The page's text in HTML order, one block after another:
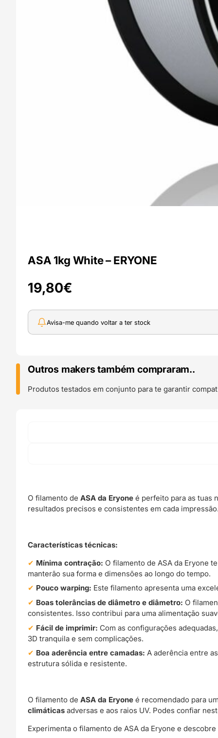
ASA 1kg White – ERYONE
19,80€
Avisa-me quando voltar a ter stock
Outros makers também compraram..
Produtos testados em conjunto para te garantir
O filamento deASA da Eryone é perfeito para as tuas
resultados precisos e consistentes em cada
Características técnicas:
Mínima contração: O filamento de ASA da Eryone
manterão sua forma e dimensões ao longo do tempo.
Pouco warping: Este filamento apresenta uma
Boas tolerâncias de diâmetro e diâmetro: O
consistentes. Isso contribui para uma alimentação
Fácil de imprimir: Com as configurações
3D tranquila e sem complicações.
Boa aderência entre camadas: A aderência entre
estrutura sólida e resistente.
O filamento deASA da Eryone é recomendado para
climáticas adversas e aos raios UV. Podes confiar
Experimenta o filamento de ASA da Eryone e